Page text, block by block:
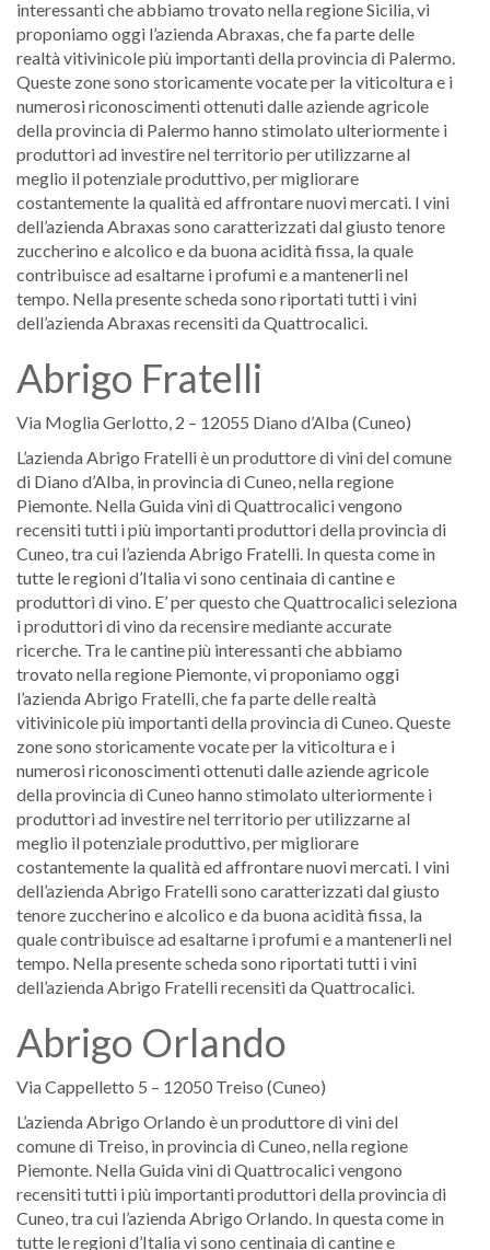
interessanti che abbiamo trovato nella regione Sicilia, vi
proponiamo oggi l’azienda Abraxas, che fa parte delle
realtà vitivinicole più importanti della provincia di Palermo.
Queste zone sono storicamente vocate per la viticoltura e i
numerosi riconoscimenti ottenuti dalle aziende agricole
della provincia di Palermo hanno stimolato ulteriormente i
produttori ad investire nel territorio per utilizzarne al
meglio il potenziale produttivo, per migliorare
costantemente la qualità ed affrontare nuovi mercati. I vini
dell’azienda Abraxas sono caratterizzati dal giusto tenore
zuccherino e alcolico e da buona acidità fissa, la quale
contribuisce ad esaltarne i profumi e a mantenerli nel
tempo. Nella presente scheda sono riportati tutti i vini
dell’azienda Abraxas recensiti da Quattrocalici.
Abrigo Fratelli
Via Moglia Gerlotto, 2 – 12055 Diano d’Alba (Cuneo)
L’azienda Abrigo Fratelli è un produttore di vini del comune
di Diano d’Alba, in provincia di Cuneo, nella regione
Piemonte. Nella Guida vini di Quattrocalici vengono
recensiti tutti i più importanti produttori della provincia di
Cuneo, tra cui l’azienda Abrigo Fratelli. In questa come in
tutte le regioni d’Italia vi sono centinaia di cantine e
produttori di vino. E’ per questo che Quattrocalici seleziona
i produttori di vino da recensire mediante accurate
ricerche. Tra le cantine più interessanti che abbiamo
trovato nella regione Piemonte, vi proponiamo oggi
l’azienda Abrigo Fratelli, che fa parte delle realtà
vitivinicole più importanti della provincia di Cuneo. Queste
zone sono storicamente vocate per la viticoltura e i
numerosi riconoscimenti ottenuti dalle aziende agricole
della provincia di Cuneo hanno stimolato ulteriormente i
produttori ad investire nel territorio per utilizzarne al
meglio il potenziale produttivo, per migliorare
costantemente la qualità ed affrontare nuovi mercati. I vini
dell’azienda Abrigo Fratelli sono caratterizzati dal giusto
tenore zuccherino e alcolico e da buona acidità fissa, la
quale contribuisce ad esaltarne i profumi e a mantenerli nel
tempo. Nella presente scheda sono riportati tutti i vini
dell’azienda Abrigo Fratelli recensiti da Quattrocalici.
Abrigo Orlando
Via Cappelletto 5 – 12050 Treiso (Cuneo)
L’azienda Abrigo Orlando è un produttore di vini del
comune di Treiso, in provincia di Cuneo, nella regione
Piemonte. Nella Guida vini di Quattrocalici vengono
recensiti tutti i più importanti produttori della provincia di
Cuneo, tra cui l’azienda Abrigo Orlando. In questa come in
tutte le regioni d’Italia vi sono centinaia di cantine e